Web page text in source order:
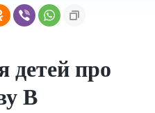
детей про
В